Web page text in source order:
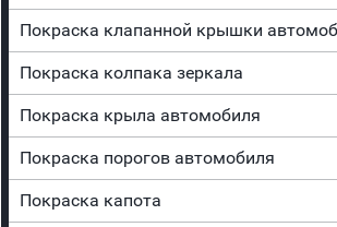
Покраска клапанной крышки
Покраска колпака зеркала
Покраска крыла автомобиля
Покраска порогов автомобиля
Покраска капота